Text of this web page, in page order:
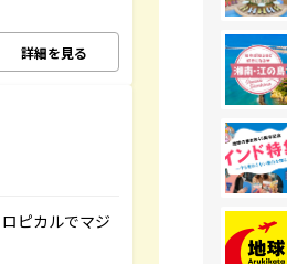
詳細を見る
ピカルでマジ